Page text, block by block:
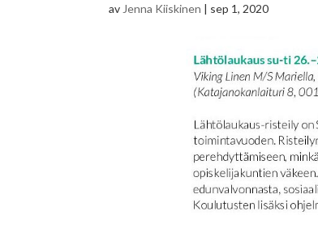
av Jenna Kiiskinen | sep 1, 2020